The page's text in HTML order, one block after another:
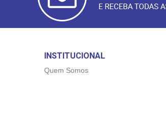
INSTITUCIONAL
Quem Somos